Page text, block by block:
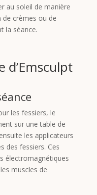
au soleil de manière
de crèmes ou de
la séance.
d’Emsculpt
les fessiers, le
sur une table de
les applicateurs
des fessiers. Ces
électromagnétiques
muscles de